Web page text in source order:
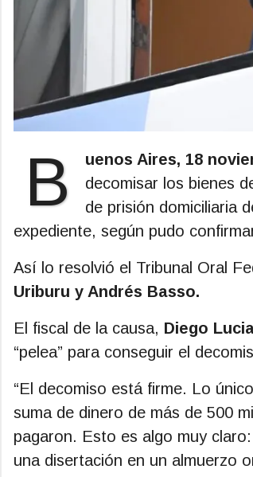
B uenos Aires, 18
decomisar los bienes
de prisión domiciliaria
expediente, según pudo
Así lo resolvió el Tribunal Oral
Uriburu y Andrés Basso.
El fiscal de la causa, Diego
“pelea” para conseguir el
“El decomiso está firme. Lo
suma de dinero de más de 500
pagaron. Esto es algo muy
una disertación en un almuerzo